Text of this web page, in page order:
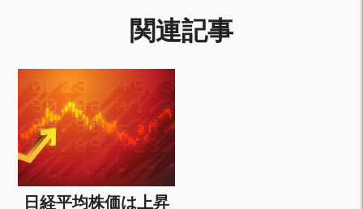
関連記事
日経平均株価は上昇